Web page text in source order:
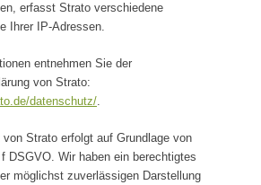
erfasst Strato verschiedene
Ihrer IP-Adressen.
entnehmen Sie der
von Strato:
datenschutz/.
von Strato erfolgt auf Grundlage von
DSGVO. Wir haben ein berechtigtes
möglichst zuverlässigen Darstellung